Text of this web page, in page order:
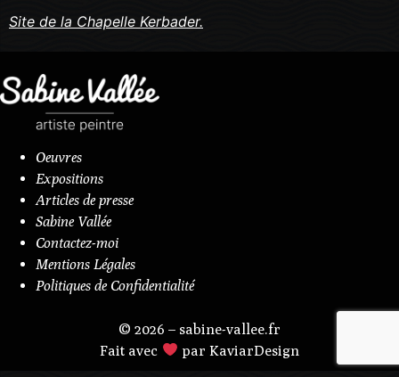
Site de la Chapelle Kerbader.
Oeuvres
Expositions
Articles de presse
Sabine Vallée
Contactez-moi
Mentions Légales
Politiques de Confidentialité
© 2026 – sabine-vallee.fr
Fait avec
par KaviarDesign